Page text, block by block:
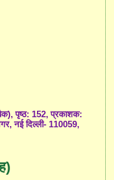
पृष्ठ: 152, प्रकाशक:
नई दिल्ली- 110059,